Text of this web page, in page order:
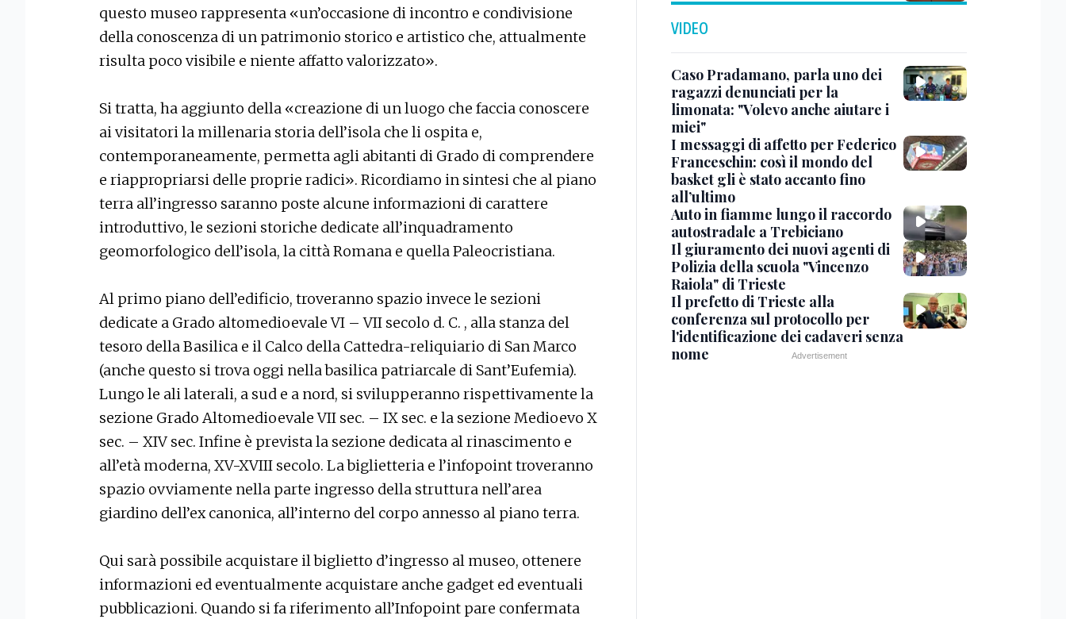
questo museo rappresenta «un’occasione di incontro e condivisione
della conoscenza di un patrimonio storico e artistico che, attualmente
risulta poco visibile e niente affatto valorizzato».
Si tratta, ha aggiunto della «creazione di un luogo che faccia conoscere
ai visitatori la millenaria storia dell’isola che li ospita e,
contemporaneamente, permetta agli abitanti di Grado di comprendere
e riappropriarsi delle proprie radici». Ricordiamo in sintesi che al piano
terra all’ingresso saranno poste alcune informazioni di carattere
introduttivo, le sezioni storiche dedicate all’inquadramento
geomorfologico dell’isola, la città Romana e quella Paleocristiana.
Al primo piano dell’edificio, troveranno spazio invece le sezioni
dedicate a Grado altomedioevale VI – VII secolo d. C. , alla stanza del
tesoro della Basilica e il Calco della Cattedra-reliquiario di San Marco
(anche questo si trova oggi nella basilica patriarcale di Sant’Eufemia).
Lungo le ali laterali, a sud e a nord, si svilupperanno rispettivamente la
sezione Grado Altomedioevale VII sec. – IX sec. e la sezione Medioevo X
sec. – XIV sec. Infine è prevista la sezione dedicata al rinascimento e
all’età moderna, XV-XVIII secolo. La biglietteria e l’infopoint troveranno
spazio ovviamente nella parte ingresso della struttura nell’area
giardino dell’ex canonica, all’interno del corpo annesso al piano terra.
Qui sarà possibile acquistare il biglietto d’ingresso al museo, ottenere
informazioni ed eventualmente acquistare anche gadget ed eventuali
pubblicazioni. Quando si fa riferimento all’Infopoint pare confermata
VIDEO
Caso Pradamano, parla uno dei
ragazzi denunciati per la
limonata: "Volevo anche aiutare i
miei"
I messaggi di affetto per Federico
Franceschin: così il mondo del
basket gli è stato accanto fino
all’ultimo
Auto in fiamme lungo il raccordo
autostradale a Trebiciano
Il giuramento dei nuovi agenti di
Polizia della scuola "Vincenzo
Raiola" di Trieste
Il prefetto di Trieste alla
conferenza sul protocollo per
l'identificazione dei cadaveri senza
nome